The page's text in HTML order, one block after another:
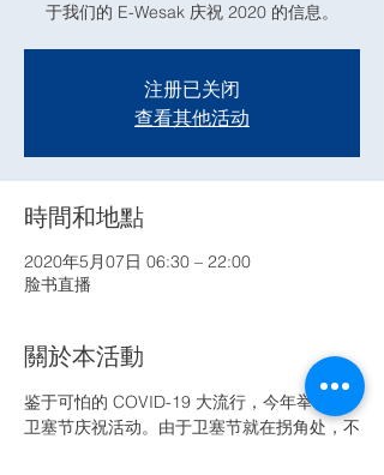
于我们的 E-Wesak 庆祝 2020 的信息。
注册已关闭
查看其他活动
時間和地點
2020年5月07日 06:30 – 22:00
脸书直播
關於本活動
鉴于可怕的 COVID-19 大流行，今年举行了
卫塞节庆祝活动。由于卫塞节就在拐角处，不